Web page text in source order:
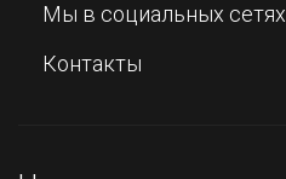
Мы в социальных сетях
Контакты